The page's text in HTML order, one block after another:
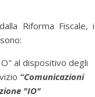
Riforma Fiscale, i
al dispositivo degli
“Comunicazioni
"IO"